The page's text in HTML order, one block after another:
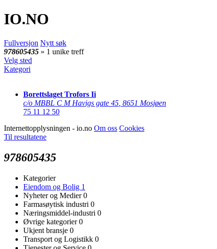
IO.NO
Fullversjon Nytt søk
978605435 » 1 unike treff
Velg sted
Kategori
Borettslaget Trofors Ii
c/o MBBL C M Havigs gate 45 8651 Mosjøen
75 11 12 50
Internettopplysningen - io.no Om oss Cookies
Til resultatene
978605435
Kategorier
Eiendom og Bolig 1
Nyheter og Medier0
Farmasøytisk industri 0
Næringsmiddel-industri 0
Øvrige kategorier0
Ukjent bransje 0
Transport og Logistikk 0